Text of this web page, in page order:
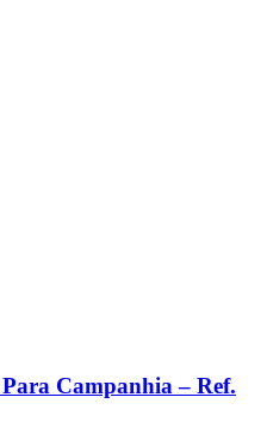
Campanhia – Ref.